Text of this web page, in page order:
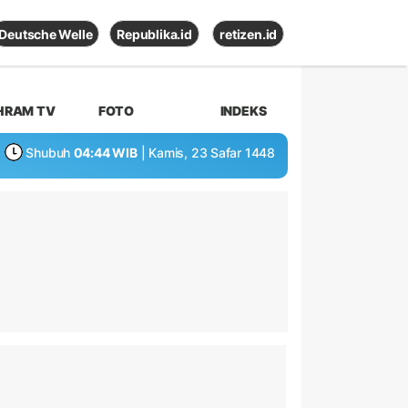
Deutsche Welle Republika.id retizen.id
TV FOTO INDEKS
Shubuh 04:44 WIB | Kamis, 23 Safar 1448